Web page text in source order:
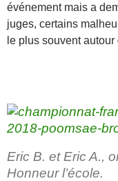
événement mais a
juges, certains
le plus souvent
Eric B. et Eric A.,
Honneur l’école.